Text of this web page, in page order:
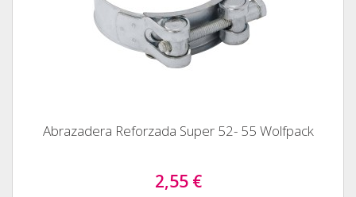
Abrazadera Reforzada Super 52- 55 Wolfpack
2,55 €